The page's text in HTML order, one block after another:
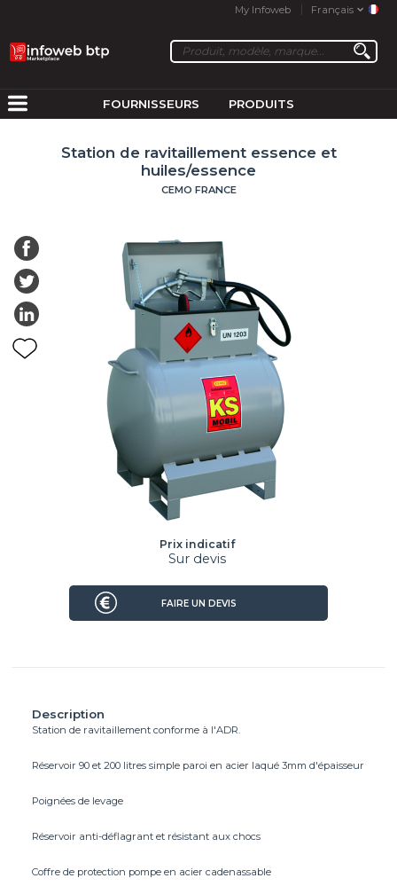
My Infoweb Français
FOURNISSEURS PRODUITS
Station de ravitaillement essence et
huiles/essence
CEMO FRANCE
Description
Station de ravitaillement conforme à l'ADR.
Réservoir 90 et 200 litres simple paroi en acier laqué 3mm d'épaisseur
Poignées de levage
Réservoir anti-déflagrant et résistant aux chocs
Coffre de protection pompe en acier cadenassable
Prix indicatif
Sur devis
FAIRE UN DEVIS